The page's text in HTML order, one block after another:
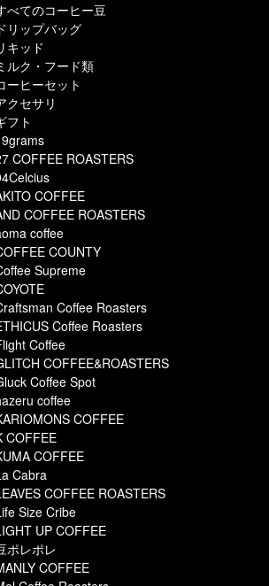
べてのコーヒー豆
ドリップバッグ
キッド
ルク・フード類
ーヒーセット
クセサリ
フト
COFFEE ROASTERS
COFFEE
COFFEE ROASTERS
coffee
COUNTY
Supreme
Coffee Roasters
Coffee Roasters
Coffee
COFFEE&ROASTERS
Coffee Spot
coffee
COFFEE
COFFEE
COFFEE
Cabra
COFFEE ROASTERS
Size Cribe
UP COFFEE
ポレポレ
COFFEE